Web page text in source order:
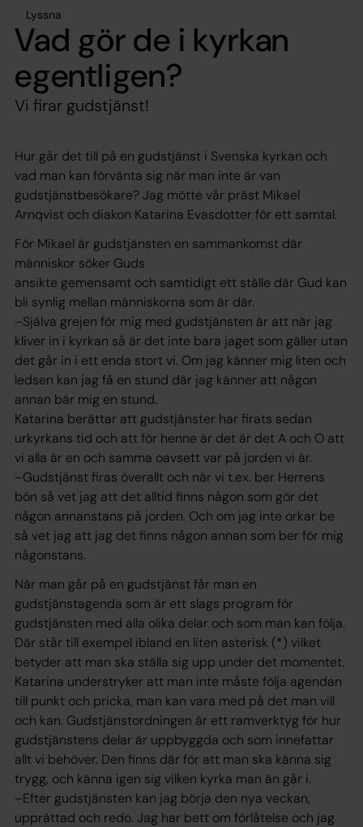
Lyssna
Vad gör de i kyrkan
egentligen?
Vi firar gudstjänst!
Hur går det till på en gudstjänst i Svenska kyrkan och
vad man kan förvänta sig när man inte är van
gudstjänstbesökare? Jag mötte vår präst Mikael
Arnqvist och diakon Katarina Evasdotter för ett samtal.
För Mikael är gudstjänsten en sammankomst där
människor söker Guds
ansikte gemensamt och samtidigt ett ställe där Gud kan
bli synlig mellan människorna som är där.
–Själva grejen för mig med gudstjänsten är att när jag
kliver in i kyrkan så är det inte bara jaget som gäller utan
det går in i ett enda stort vi. Om jag känner mig liten och
ledsen kan jag få en stund där jag känner att någon
annan bär mig en stund.
Katarina berättar att gudstjänster har firats sedan
urkyrkans tid och att för henne är det är det A och O att
vi alla är en och samma oavsett var på jorden vi är.
–Gudstjänst firas överallt och när vi t.ex. ber Herrens
bön så vet jag att det alltid finns någon som gör det
någon annanstans på jorden. Och om jag inte orkar be
så vet jag att jag det finns någon annan som ber för mig
någonstans.
När man går på en gudstjänst får man en
gudstjänstagenda som är ett slags program för
gudstjänsten med alla olika delar och som man kan följa.
Där står till exempel ibland en liten asterisk (*) vilket
betyder att man ska ställa sig upp under det momentet.
Katarina understryker att man inte måste följa agendan
till punkt och pricka, man kan vara med på det man vill
och kan. Gudstjänstordningen är ett ramverktyg för hur
gudstjänstens delar är uppbyggda och som innefattar
allt vi behöver. Den finns där för att man ska känna sig
trygg, och känna igen sig vilken kyrka man än går i.
–Efter gudstjänsten kan jag börja den nya veckan,
upprättad och redo. Jag har bett om förlåtelse och jag